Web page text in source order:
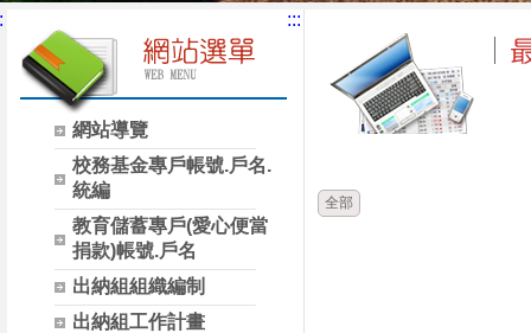
網站導覽
校務基金專戶帳號.戶名.
統編
教育儲蓄專戶(愛心便當
捐款)帳號.戶名
出納組組織編制
出納組工作計畫
:::
全部